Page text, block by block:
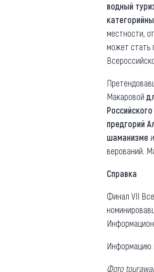
водный
местности,
может стать
Макаровой
предгорий
шаманизме
верований.
Справка
Финал VII
Информацию
Фото